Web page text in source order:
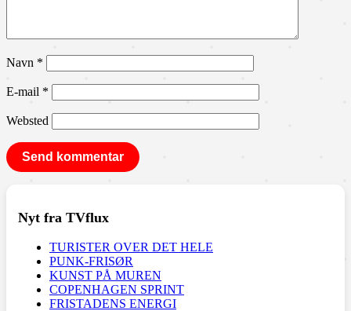
Navn *
E-mail *
Websted
Nyt fra TVflux
TURISTER OVER DET HELE
PUNK-FRISØR
KUNST PÅ MUREN
COPENHAGEN SPRINT
FRISTADENS ENERGI